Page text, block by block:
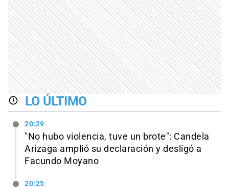
LO ÚLTIMO
20:29
"No hubo violencia, tuve un brote": Candela
Arizaga amplió su declaración y desligó a
Facundo Moyano
20:25